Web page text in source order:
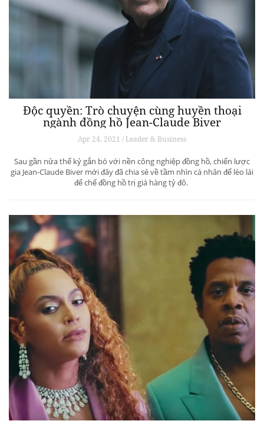
Độc quyền: Trò chuyện cùng huyền thoại
ngành đồng hồ Jean-Claude Biver
Apr 24, 2021 / Leader & Business
Sau gần nửa thế kỷ gắn bó với nền công nghiệp đồng hồ, chiến lược
gia Jean-Claude Biver mới đây đã chia sẻ về tầm nhìn cá nhân để lèo lái
đế chế đồng hồ trị giá hàng tỷ đô.